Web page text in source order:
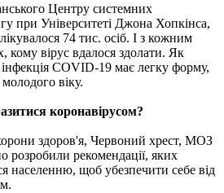
Центру системних
при Університеті Джона Хопкінса,
74 тис. осіб. І з кожним
кому вірус вдалося здолати. Як
COVID-19 має легку форму,
віку.
коронавірусом?
здоров'я, Червоний хрест, МОЗ
розробили рекомендації, яких
населенню, щоб убезпечити себе від